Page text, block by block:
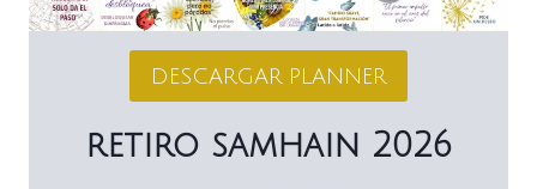
DESCARGAR PLANNER
retiro samhain 2026